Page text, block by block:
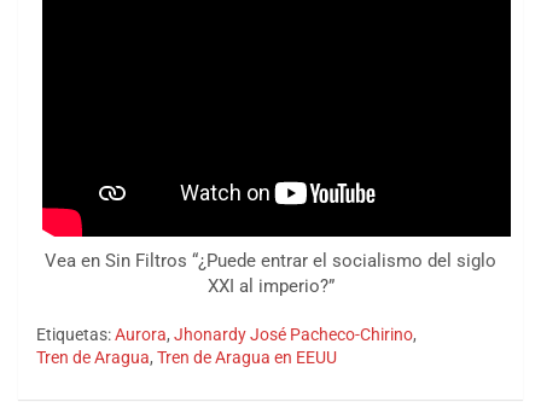
Vea en Sin Filtros “¿Puede entrar el socialismo del siglo
XXI al imperio?”
Etiquetas:Aurora, Jhonardy José Pacheco-Chirino,
Tren de Aragua, Tren de Aragua en EEUU